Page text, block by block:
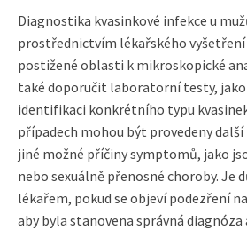
Diagnostika kvasinkové infekce u
prostřednictvím lékařského vyšetření
postižené oblasti k mikroskopické
také doporučit laboratorní testy,
identifikaci konkrétního typu
případech mohou být provedeny
jiné možné příčiny symptomů, jako
nebo sexuálně přenosné choroby. Je
lékařem, pokud se objeví podezření
aby byla stanovena správná